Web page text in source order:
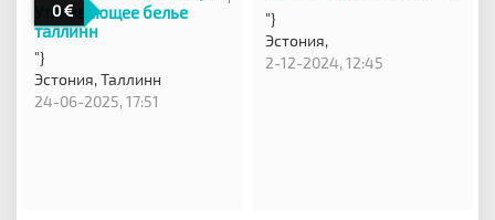
0
Утягивающее белье
таллинн
"}
Эстония,Таллинн
24-06-2025, 17:51
"}
Эстония,
2-12-2024, 12:45